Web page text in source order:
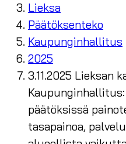
Lieksa
Päätöksenteko
Kaupunginhallitus
2025
3.11.2025 Lieksan
päätöksissä
tasapainoa,